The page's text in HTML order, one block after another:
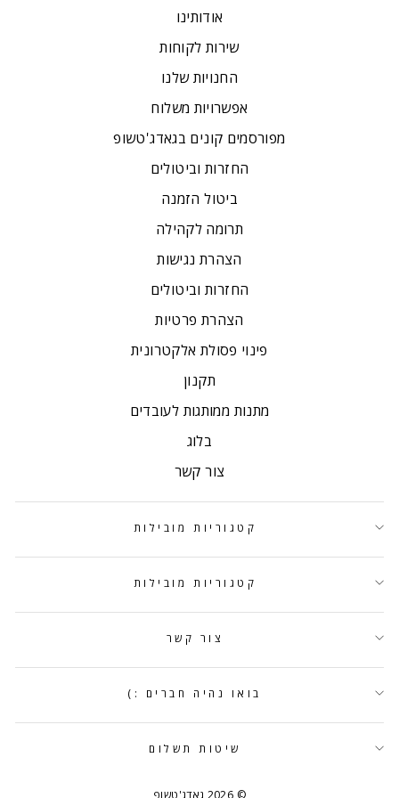
אודותינו
שירות לקוחות
החנויות שלנו
אפשרויות משלוח
מפורסמים קונים בגאדג'טשופ
החזרות וביטולים
ביטול הזמנה
תרומה לקהילה
הצהרת נגישות
החזרות וביטולים
הצהרת פרטיות
פינוי פסולת אלקטרונית
תקנון
מתנות ממותגות לעובדים
בלוג
צור קשר
קטגוריות מובילות
קטגוריות מובילות
צור קשר
בואו נהיה חברים :)
שיטות תשלום